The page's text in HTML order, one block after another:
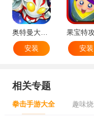
奥特曼大战小怪兽
安装
安装
相关专题
拳击手游大全 趣味